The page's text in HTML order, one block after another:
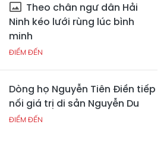
Theo chân ngư dân Hải
Ninh kéo lưới rùng lúc bình
minh
ĐIỂM ĐẾN
Dòng họ Nguyễn Tiên Điền tiếp
nối giá trị di sản Nguyễn Du
ĐIỂM ĐẾN